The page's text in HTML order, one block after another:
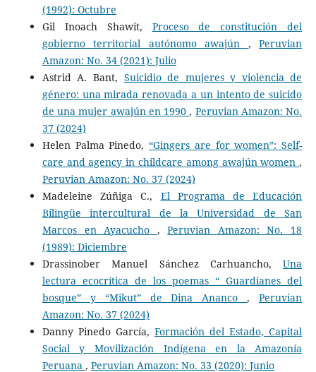
(1992): Octubre
Gil Inoach Shawit, Proceso de constitución del
gobierno territorial autónomo awajún ,Peruvian
Amazon: No. 34 (2021): Julio
Astrid A. Bant, Suicidio de mujeres y violencia de
género: una mirada renovada a un intento de suicido
de una mujer awajún en 1990, Peruvian Amazon: No.
37 (2024)
Helen Palma Pinedo,“Gingers are for women”: Self-
care and agency in childcare among awajún women,
Peruvian Amazon: No. 37 (2024)
Madeleine Zúñiga C., El Programa de Educación
Bilingüe intercultural de la Universidad de San
Marcos en Ayacucho ,Peruvian Amazon: No. 18
(1989): Diciembre
Drassinober Manuel Sánchez Carhuancho,Una
lectura ecocrítica de los poemas “ Guardianes del
bosque” y “Mikut” de Dina Ananco,Peruvian
Amazon: No. 37 (2024)
Danny Pinedo García, Formación del Estado, Capital
Social y Movilización Indígena en la Amazonía
Peruana , Peruvian Amazon: No. 33 (2020): Junio